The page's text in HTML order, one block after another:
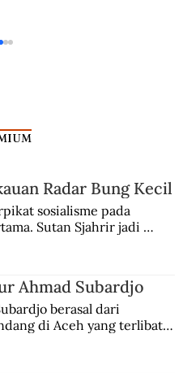
DI/TIIRadar Bung Kecil
sosialisme pada
Sutan Sjahrir jadi
Ahmad Subardjo
berasal dari
di Aceh yang terlibat